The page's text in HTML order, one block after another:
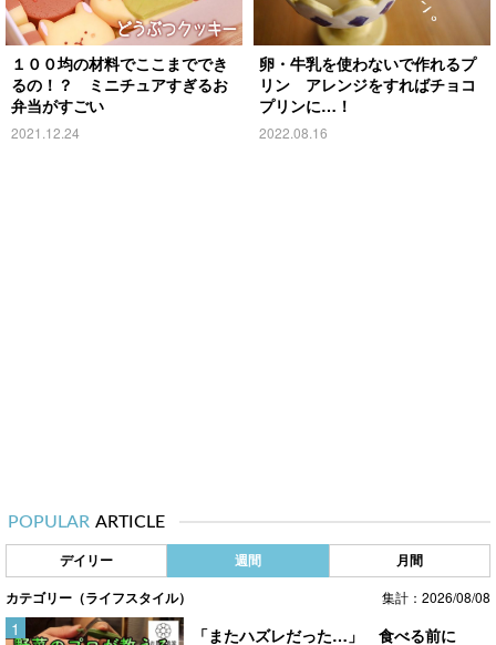
１００均の材料でここまででき
るの！？ ミニチュアすぎるお
弁当がすごい
2021.12.24
卵・牛乳を使わないで作れるプ
リン アレンジをすればチョコ
プリンに…！
2022.08.16
POPULAR ARTICLE
デイリー 週間 月間
カテゴリー（ライフスタイル） 集計：2026/08/08
「またハズレだった…」 食べる前に